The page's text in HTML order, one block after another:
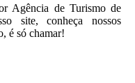
Agência de Turismo de
site, conheça nossos
é só chamar!